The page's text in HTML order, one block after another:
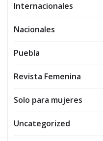
Internacionales
Nacionales
Puebla
Revista Femenina
Solo para mujeres
Uncategorized